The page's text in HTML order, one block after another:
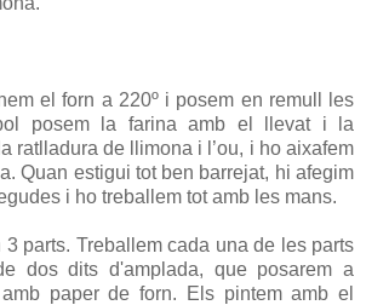
el forn a 220º i posem en remull les
posem la farina amb el llevat i la
ratlladura de llimona i l’ou, i ho aixafem
Quan estigui tot ben barrejat, hi afegim
i ho treballem tot amb les mans.
parts. Treballem cada una de les parts
dos dits d'amplada, que posarem a
paper de forn. Els pintem amb el